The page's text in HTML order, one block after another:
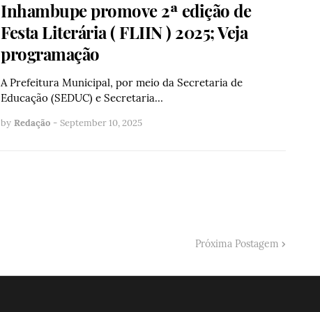
Inhambupe promove 2ª edição de
Festa Literária ( FLIIN ) 2025; Veja
programação
A Prefeitura Municipal, por meio da Secretaria de
Educação (SEDUC) e Secretaria…
by Redação - September 10, 2025
Próxima Postagem